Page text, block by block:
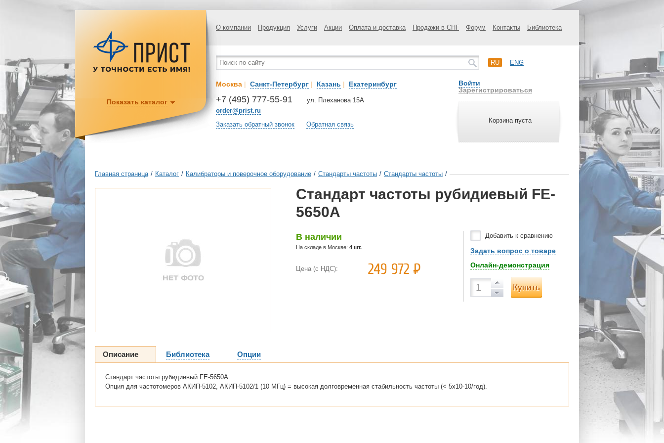
О компании Продукция Услуги Акции Оплата и доставка Продажи в СНГ Форум Контакты Библиотека
RU ENG
Москва | Санкт-Петербург | Казань | Екатеринбург
+7 (495) 777-55-91
order@prist.ru
ул. Плеханова 15А
Заказать обратный звонок Обратная связь
Войти
Зарегистрироваться
Корзина пуста
Показать каталог
Главная страница / Каталог / Калибраторы и поверочное оборудование / Стандарты частоты / Стандарты частоты /
Стандарт частоты рубидиевый FE-
5650A
В наличии
На складе в Москве: 4 шт.
Цена (с НДС): 249 972 Р
Добавить к сравнению
Задать вопрос о товаре
Онлайн-демонстрация
Купить
Описание Библиотека Опции
Стандарт частоты рубидиевый FE-5650A.
Опция для частотомеров АКИП-5102, АКИП-5102/1 (10 МГц) = высокая долговременная стабильность частоты (< 5х10-10/год).